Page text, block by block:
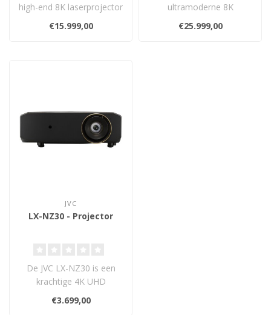
high-end 8K laserprojector
met 2700 lumen, 3e gen.
D-ILA..
€15.999,00
ultramoderne 8K
laserprojector met 3.300
lumen, 150.000:..
€25.999,00
JVC
LX-NZ30 - Projector
De JVC LX-NZ30 is een
krachtige 4K UHD
laserprojector met 3.300
lumen helderheid..
€3.699,00